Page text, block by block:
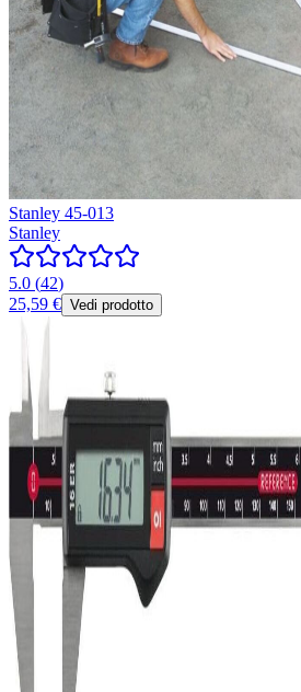
Stanley 45-013
Stanley
5.0 (42)
25,59 € Vedi prodotto